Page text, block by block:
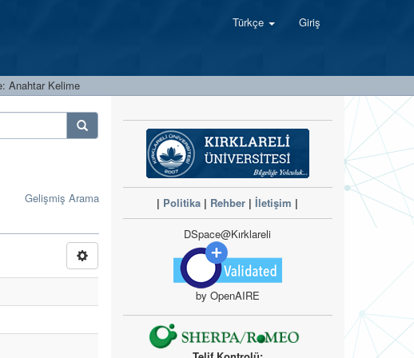
Türkçe Giriş
Anahtar Kelime
Gelişmiş Arama | Politika | Rehber |İletişim |
DSpace@Kırklareli
by OpenAIRE